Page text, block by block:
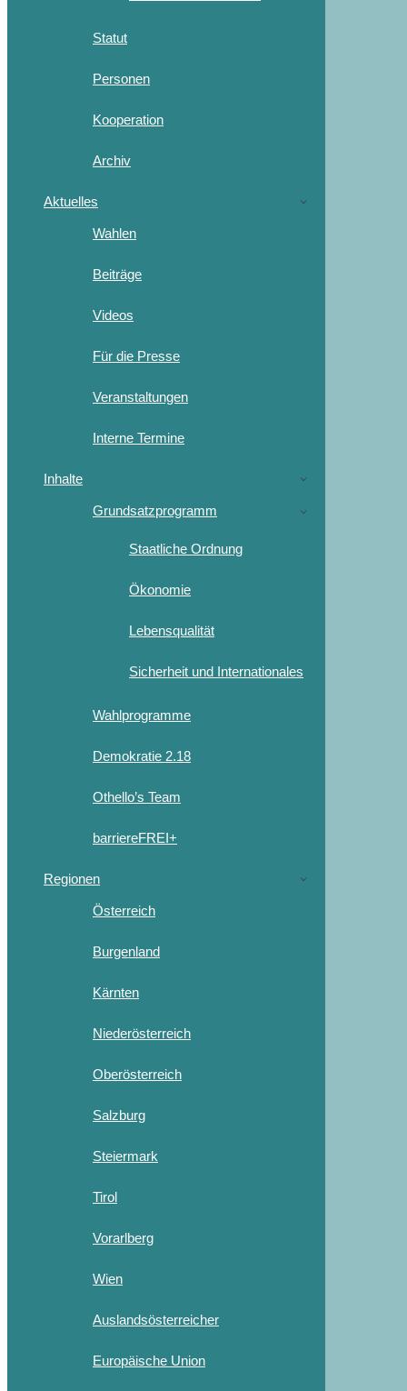
Statut
Personen
Kooperation
Archiv
Aktuelles
Wahlen
Beiträge
Videos
Für die Presse
Veranstaltungen
Interne Termine
Inhalte
Grundsatzprogramm
Staatliche Ordnung
Ökonomie
Lebensqualität
Sicherheit und Internationales
Wahlprogramme
Demokratie 2.18
Othello’s Team
barriereFREI+
Regionen
Österreich
Burgenland
Kärnten
Niederösterreich
Oberösterreich
Salzburg
Steiermark
Tirol
Vorarlberg
Wien
Auslandsösterreicher
Europäische Union